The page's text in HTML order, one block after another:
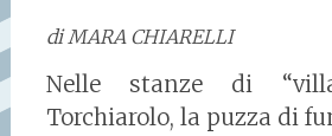
di MARA CHIARELLI
Nelle stanze di
Torchiarolo, la puzza di